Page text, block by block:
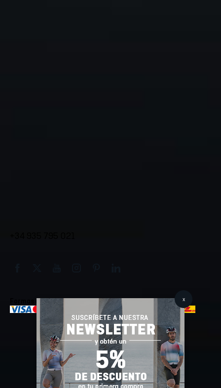
Envios realizados con
Aviso legal Política de cookies Política de privacidad
Diseño y desarrollo web : EMFASI